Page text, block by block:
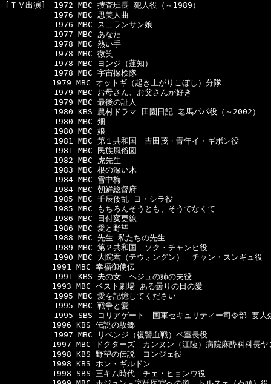
[ＴＶ出演]　1972 MBC 捜査班長 犯人役（～1989）
  　　　　　1976 MBC 思美人曲
  　　　　　1976 MBC スェランサン娘
  　　　　　1977 MBC あなた
  　　　　　1978 MBC 熱い手
  　　　　　1978 MBC 微笑
  　　　　　1978 MBC ヨンジ（蓮知）
  　　　　　1978 MBC 宇宙探検隊
1979 MBC オットギ（起き上がりこぼし）分隊
  　　　　　1979 MBC お母さん、お父さんが好き
  　　　　　1979 MBC 最後の証人
  　　　　　1980 KBS 農村ドラマ 田園日記 老馬パパ役（～2002）
  　　　　　1980 MBC 畑
  　　　　　1980 MBC 娘
  　　　　　1981 MBC 第１共和国　吉田茂・青年イ・ギボン役
  　　　　　1981 MBC 民族風俗図
  　　　　　1982 MBC 虎先生
  　　　　　1983 MBC 根の深い木
  　　　　　1984 MBC 雪中梅
  　　　　　1984 MBC 朝鮮総督府
  　　　　　1985 MBC 壬辰倭乱 ヨ・シラ役
  　　　　　1985 MBC もちろんそうとも、そうでなくて
  　　　　　1986 MBC 日付変更線
  　　　　　1986 MBC 愛と野望
  　　　　　1988 MBC 先生 私たちの先生
  　　　　　1989 MBC 第２共和国　ソク・チャンヒ役
  　　　　　1990 MBC 大院君（テウォングン）　チャン・スンギュ役
1991 MBC 幸福御使伝
  　　　　　1991 KBS 夫の女　ヘジュの姉の夫役
1993 MBC ベスト劇場 ある曇りの日の愛
  　　　　　1995 MBC 愛を記憶してください
  　　　　　1995 MBC 戦争と愛
　　　　　1995 SBS コリアゲート　国軍セキュリティー司令部 要人
1996 KBS 伝説の故郷
  　　　　　1997 MBC リベンジ（復讐血戦）ペ室長役
1997 MBC ドクターズ　カンヌン（江陵）病院麻酔科科長ヤン
1998 KBS 野望の伝説　ヨンジェ役
1998 KBS ホン・ギルドン
1998 SBS 三キム時代　チェ・ヒョンウ役